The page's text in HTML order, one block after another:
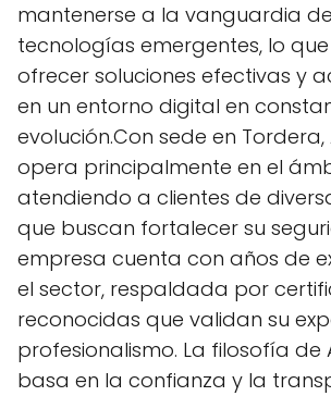
mantenerse a la vanguardia
tecnologías emergentes, lo
ofrecer soluciones efectivas y
en un entorno digital en
evolución.Con sede en Tordera,
opera principalmente en el
atendiendo a clientes de
que buscan fortalecer su
empresa cuenta con años de
el sector, respaldada por
reconocidas que validan su
profesionalismo. La filosofía de
basa en la confianza y la